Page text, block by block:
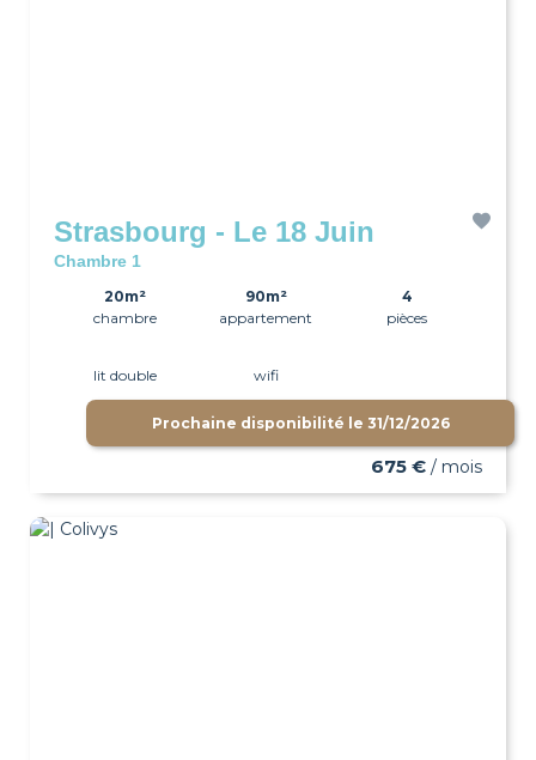
Strasbourg - Le 18 Juin
Chambre 1
20m²
chambre
90m²
appartement
4
pièces
lit double wifi
Prochaine disponibilité le 31/12/2026
675 € / mois